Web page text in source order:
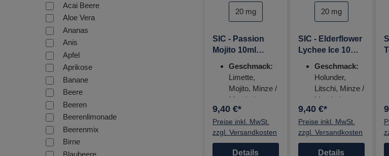
Acai Beere
Aloe Vera
Ananas
Anis
Apfel
Aprikose
Banane
Beere
Beeren
Beerenlimonade
Beerenmix
Birne
Blaubeere
Nikotinstärke auswählen
20 mg
SIC - Passion
Mojito 10ml
Geschmack:
Limette,
Mojito, Minze /
Menthol,
Passionsfrucht
Nikotinstärke:
20mg
9,40 €*
Preise inkl. MwSt.
zzgl. Versandkosten
Details
Nikotinstärke
20 mg
SIC - Elderflower
Lychee Ice 10ml
Geschmack:
Holunder,
Litschi, Minze /
Menthol
Nikotinstärke:
20mg
9,40 €*
Preise inkl. MwSt.
zzgl. Versandkosten
Details